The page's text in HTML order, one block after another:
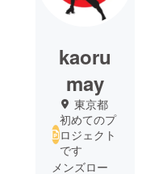
kaoru
may
東京都
初めてのプ
ロジェクト
です
メンズロー